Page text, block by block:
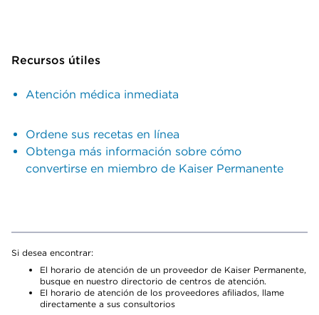
Recursos útiles
Atención médica inmediata
Ordene sus recetas en línea
Obtenga más información sobre cómo
convertirse en miembro de Kaiser Permanente
Si desea encontrar:
El horario de atención de un proveedor de Kaiser Permanente,
busque en nuestro directorio de centros de atención.
El horario de atención de los proveedores afiliados, llame
directamente a sus consultorios